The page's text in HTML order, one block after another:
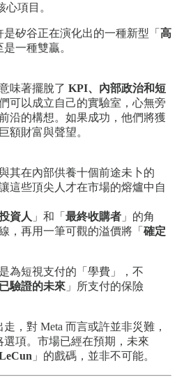
心項目。
矽谷正在演化出的一種新型「 高
一種雙贏。
味著擺脫了 KPI、內部政治和短
可以成立自己的實驗室，心無旁
沿的構想。如果成功，他們將獲
額財富與聲望。
其在內部供養十個前途未卜的
這些頂尖人才在市場的熔爐中自
資人 」和「 最終收購者 」的角
，再用一筆可觀的溢價將「 確定
為短視支付的「學費」，不
驗證的未來 」所支付的保險
，對 Meta 而言或許並非災難，
項。市場已經在預期，未來
」的戲碼，並非不可能。